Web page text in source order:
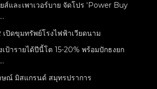
ส์และเพาเวอร์บาย จัดโปร ‘Power Buy
เปิดขุมทรัพย์โรงไฟฟ้าเวียดนาม
เป้ารายได้ปีนี้โต 15-20% พร้อมปักธงยก
ณ์ มิสแกรนด์ สมุทรปราการ